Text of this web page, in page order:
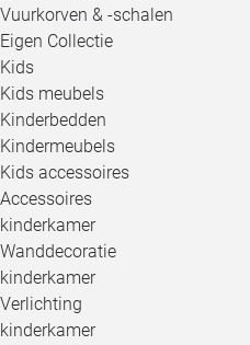
Vuurkorven & -schalen
Eigen Collectie
Kids
Kids meubels
Kinderbedden
Kindermeubels
Kids accessoires
Accessoires
kinderkamer
Wanddecoratie
kinderkamer
Verlichting
kinderkamer